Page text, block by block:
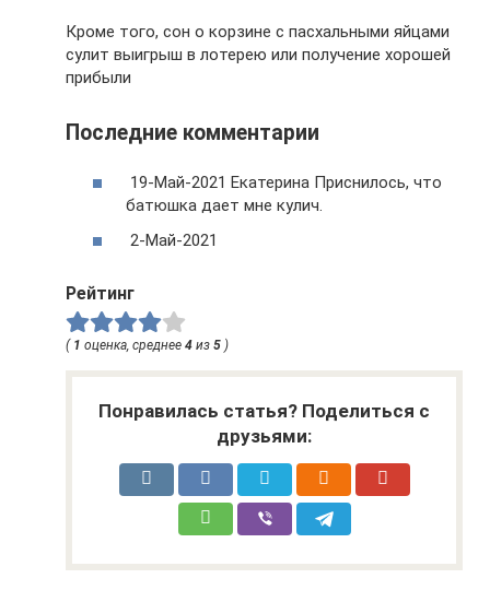
Кроме того, сон о корзине с пасхальными яйцами
сулит выигрыш в лотерею или получение хорошей
прибыли
Последние комментарии
19-Май-2021 Екатерина Приснилось, что
батюшка дает мне кулич.
2-Май-2021
Рейтинг
( 1 оценка, среднее 4 из 5 )
Понравилась статья? Поделиться с
друзьями: